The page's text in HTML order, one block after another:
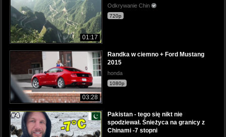
01:17
Odkrywanie Chin
720p
03:28
Randka w ciemno + Ford Mustang
2015
honda
1080p
Pakistan - tego się nikt nie
spodziewał. Śnieżyca na granicy z
Chinami -7 stopni